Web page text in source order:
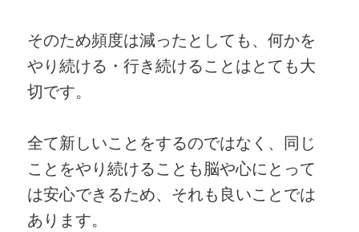
そのため頻度は減ったとしても、何かを
やり続ける・行き続けることはとても大
切です。
全て新しいことをするのではなく、同じ
ことをやり続けることも脳や心にとって
は安心できるため、それも良いことでは
あります。